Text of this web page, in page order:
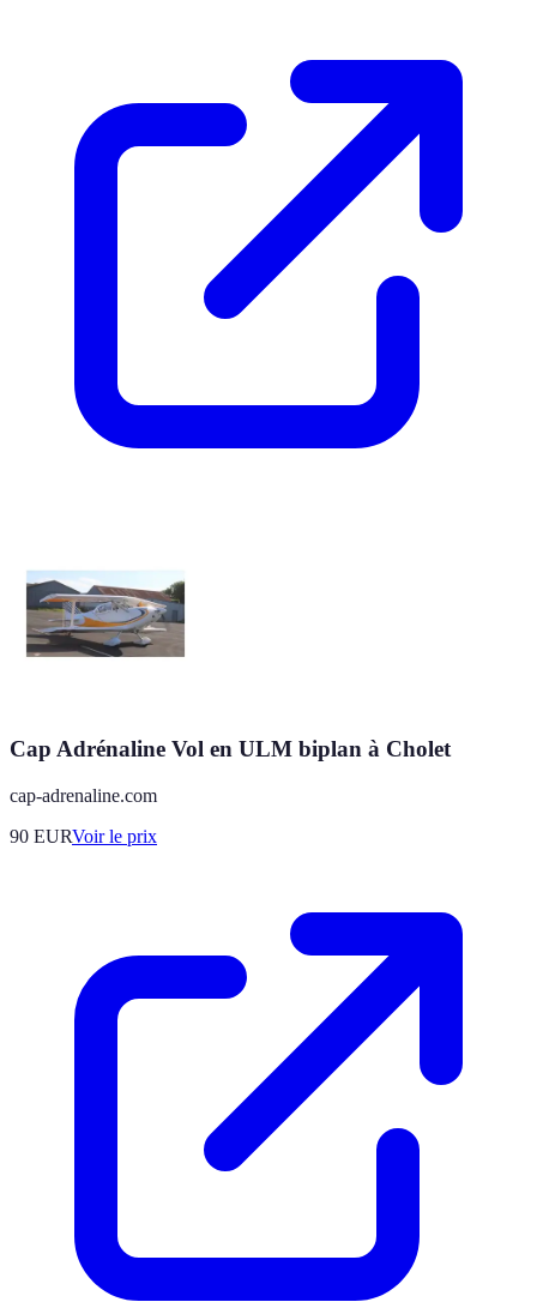
Cap Adrénaline Vol en ULM biplan à Cholet
cap-adrenaline.com
90 EURVoir le prix